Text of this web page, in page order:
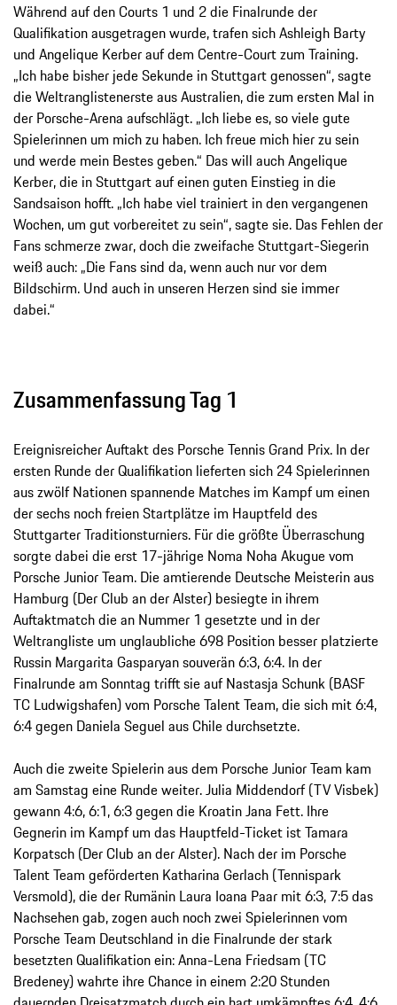
Während auf den Courts 1 und 2 die Finalrunde der
Qualifikation ausgetragen wurde, trafen sich Ashleigh Barty
und Angelique Kerber auf dem Centre-Court zum Training.
„Ich habe bisher jede Sekunde in Stuttgart genossen“, sagte
die Weltranglistenerste aus Australien, die zum ersten Mal in
der Porsche-Arena aufschlägt. „Ich liebe es, so viele gute
Spielerinnen um mich zu haben. Ich freue mich hier zu sein
und werde mein Bestes geben.“ Das will auch Angelique
Kerber, die in Stuttgart auf einen guten Einstieg in die
Sandsaison hofft. „Ich habe viel trainiert in den vergangenen
Wochen, um gut vorbereitet zu sein“, sagte sie. Das Fehlen der
Fans schmerze zwar, doch die zweifache Stuttgart-Siegerin
weiß auch: „Die Fans sind da, wenn auch nur vor dem
Bildschirm. Und auch in unseren Herzen sind sie immer
dabei.“
Zusammenfassung Tag 1
Ereignisreicher Auftakt des Porsche Tennis Grand Prix. In der
ersten Runde der Qualifikation lieferten sich 24 Spielerinnen
aus zwölf Nationen spannende Matches im Kampf um einen
der sechs noch freien Startplätze im Hauptfeld des
Stuttgarter Traditionsturniers. Für die größte Überraschung
sorgte dabei die erst 17-jährige Noma Noha Akugue vom
Porsche Junior Team. Die amtierende Deutsche Meisterin aus
Hamburg (Der Club an der Alster) besiegte in ihrem
Auftaktmatch die an Nummer 1 gesetzte und in der
Weltrangliste um unglaubliche 698 Position besser platzierte
Russin Margarita Gasparyan souverän 6:3, 6:4. In der
Finalrunde am Sonntag trifft sie auf Nastasja Schunk (BASF
TC Ludwigshafen) vom Porsche Talent Team, die sich mit 6:4,
6:4 gegen Daniela Seguel aus Chile durchsetzte.
Auch die zweite Spielerin aus dem Porsche Junior Team kam
am Samstag eine Runde weiter. Julia Middendorf (TV Visbek)
gewann 4:6, 6:1, 6:3 gegen die Kroatin Jana Fett. Ihre
Gegnerin im Kampf um das Hauptfeld-Ticket ist Tamara
Korpatsch (Der Club an der Alster). Nach der im Porsche
Talent Team geförderten Katharina Gerlach (Tennispark
Versmold), die der Rumänin Laura Ioana Paar mit 6:3, 7:5 das
Nachsehen gab, zogen auch noch zwei Spielerinnen vom
Porsche Team Deutschland in die Finalrunde der stark
besetzten Qualifikation ein: Anna-Lena Friedsam (TC
Bredeney) wahrte ihre Chance in einem 2:20 Stunden